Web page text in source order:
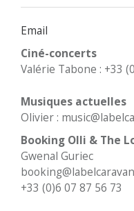
Email
Ciné-concerts
Valérie Tabone : +33
Musiques actuelles
Olivier :
Booking Olli & The
Gwenal Guriec
+33 (0)6 07 87 56 73